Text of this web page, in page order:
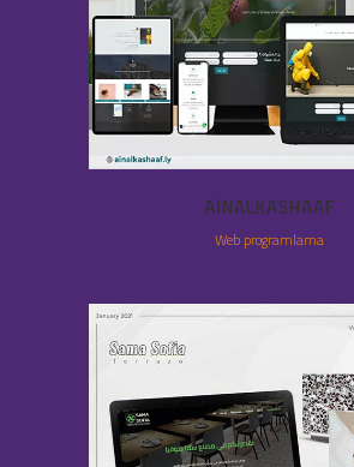
AINALKASHAAF
Web programlama